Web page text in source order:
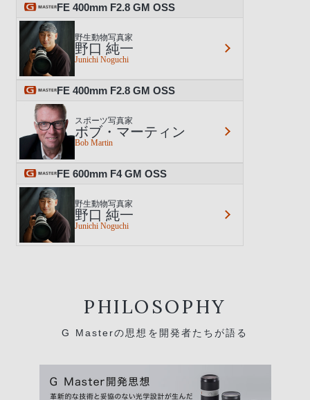
FE 400mm F2.8 GM OSS
野生動物写真家
野口 純一
Junichi Noguchi
FE 400mm F2.8 GM OSS
スポーツ写真家
ボブ・マーティン
Bob Martin
FE 600mm F4 GM OSS
野生動物写真家
野口 純一
Junichi Noguchi
PHILOSOPHY
G Masterの思想を開発者たちが語る